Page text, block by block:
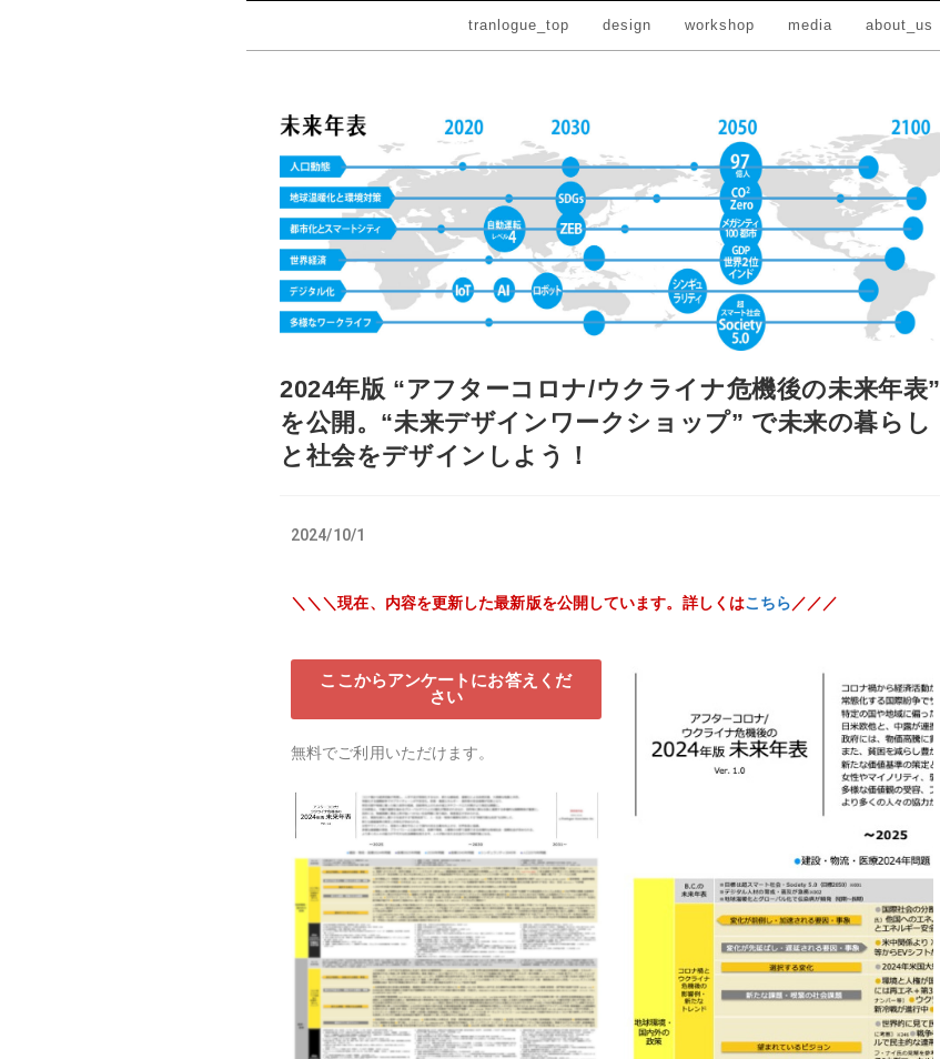
tranlogue_top design workshop media about_us
2024年版 “アフターコロナ/ウクライナ危機後の未来年表”
を公開。“未来デザインワークショップ” で未来の暮らし
と社会をデザインしよう！
2024/10/1
＼＼＼現在、内容を更新した最新版を公開しています。詳しくはこちら／／／
ここからアンケートにお答えくだ
さい
無料でご利用いただけます。